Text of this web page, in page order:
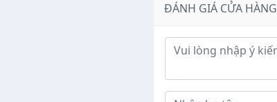
ĐÁNH GIÁ CỬA HÀNG
Ý kiến đánh giá